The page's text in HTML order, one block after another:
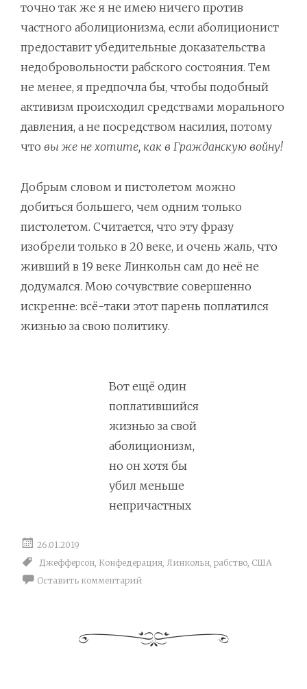
точно так же я не имею ничего против
частного аболиционизма, если аболиционист
предоставит убедительные доказательства
недобровольности рабского состояния. Тем
не менее, я предпочла бы, чтобы подобный
активизм происходил средствами морального
давления, а не посредством насилия, потому
что вы же не хотите, как в Гражданскую войну!
Добрым словом и пистолетом можно
добиться большего, чем одним только
пистолетом. Считается, что эту фразу
изобрели только в 20 веке, и очень жаль, что
живший в 19 веке Линкольн сам до неё не
додумался. Мою сочувствие совершенно
искренне: всё-таки этот парень поплатился
жизнью за свою политику.
Вот ещё один
поплатившийся
жизнью за свой
аболиционизм,
но он хотя бы
убил меньше
непричастных
26.01.2019
Джефферсон, Конфедерация, Линкольн, рабство, США
Оставить комментарий